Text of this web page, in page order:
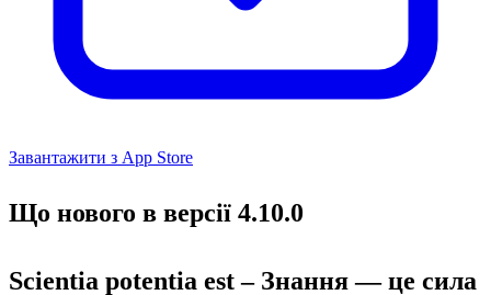
Завантажити з App Store
Що нового в версії 4.10.0
Scientia potentia est – Знання — це сила